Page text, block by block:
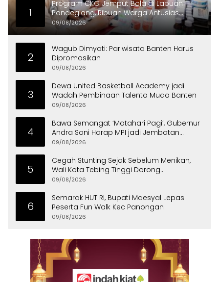
1
Program CKG Jemput Bola di Labuan
Pandeglang, Ribuan Warga Antusias
Periksa Kesehatan
09/08/2026
2
Wagub Dimyati: Pariwisata Banten Harus
Dipromosikan
09/08/2026
3
Dewa United Basketball Academy jadi
Wadah Pembinaan Talenta Muda Banten
09/08/2026
4
Bawa Semangat ‘Matahari Pagi’, Gubernur
Andra Soni Harap MPI jadi Jembatan
Aspirasi Warga Banten
09/08/2026
5
Cegah Stunting Sejak Sebelum Menikah,
Wali Kota Tebing Tinggi Dorong
Optimalisasi SP3 Catin
09/08/2026
6
Semarak HUT RI, Bupati Maesyal Lepas
Peserta Fun Walk Kec Panongan
09/08/2026